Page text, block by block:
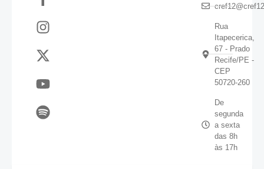
Rua
Itapecerica,
67 - Prado
Recife/PE -
CEP
50720-260
De
segunda
a sexta
das 8h
às 17h